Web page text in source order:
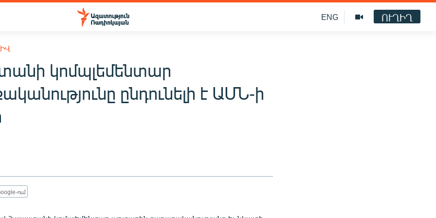
ENG ՈՒՂԻՂ
կոմպլեմենտար
ընդունելի է ԱՄՆ-ի
ում